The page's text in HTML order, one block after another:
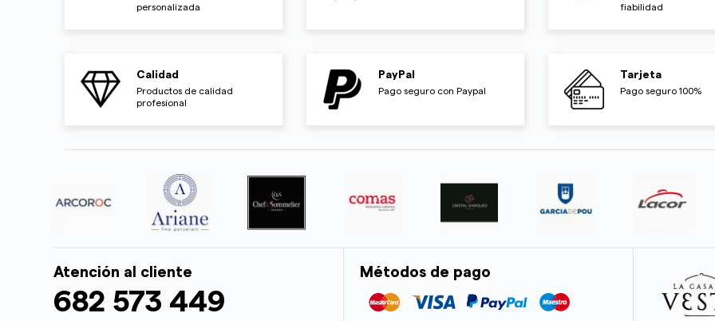
personalizada
fiabilidad
Calidad
Productos de calidad
profesional
PayPal
Pago seguro con Paypal
Tarjeta
Pago seguro 100%
Atención al cliente
682 573 449
Métodos de pago